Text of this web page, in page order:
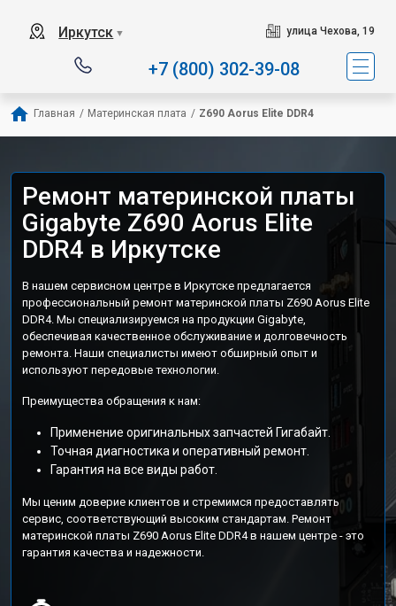
Иркутск ▼ улица Чехова, 19
+7 (800) 302-39-08
Главная / Материнская плата / Z690 Aorus Elite DDR4
Ремонт материнской платы
Gigabyte Z690 Aorus Elite
DDR4 в Иркутске
В нашем сервисном центре в Иркутске предлагается
профессиональный ремонт материнской платы Z690 Aorus Elite
DDR4. Мы специализируемся на продукции Gigabyte,
обеспечивая качественное обслуживание и долговечность
ремонта. Наши специалисты имеют обширный опыт и
используют передовые технологии.
Преимущества обращения к нам:
Применение оригинальных запчастей Гигабайт.
Точная диагностика и оперативный ремонт.
Гарантия на все виды работ.
Мы ценим доверие клиентов и стремимся предоставлять
сервис, соответствующий высоким стандартам. Ремонт
материнской платы Z690 Aorus Elite DDR4 в нашем центре - это
гарантия качества и надежности.